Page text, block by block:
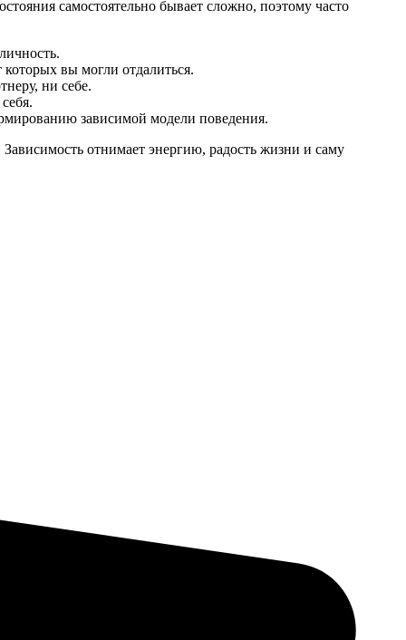
самостоятельно бывает сложно, поэтому часто
вы могли отдалиться.
ни себе.
зависимой модели поведения.
отнимает энергию, радость жизни и саму